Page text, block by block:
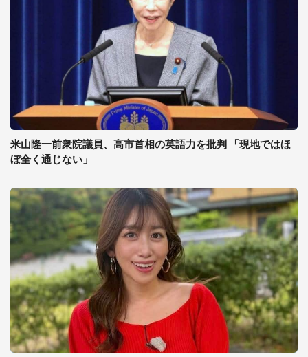
米山隆一前衆院議員、高市首相の英語力を批判 「現地ではほ
ぼ全く通じない」